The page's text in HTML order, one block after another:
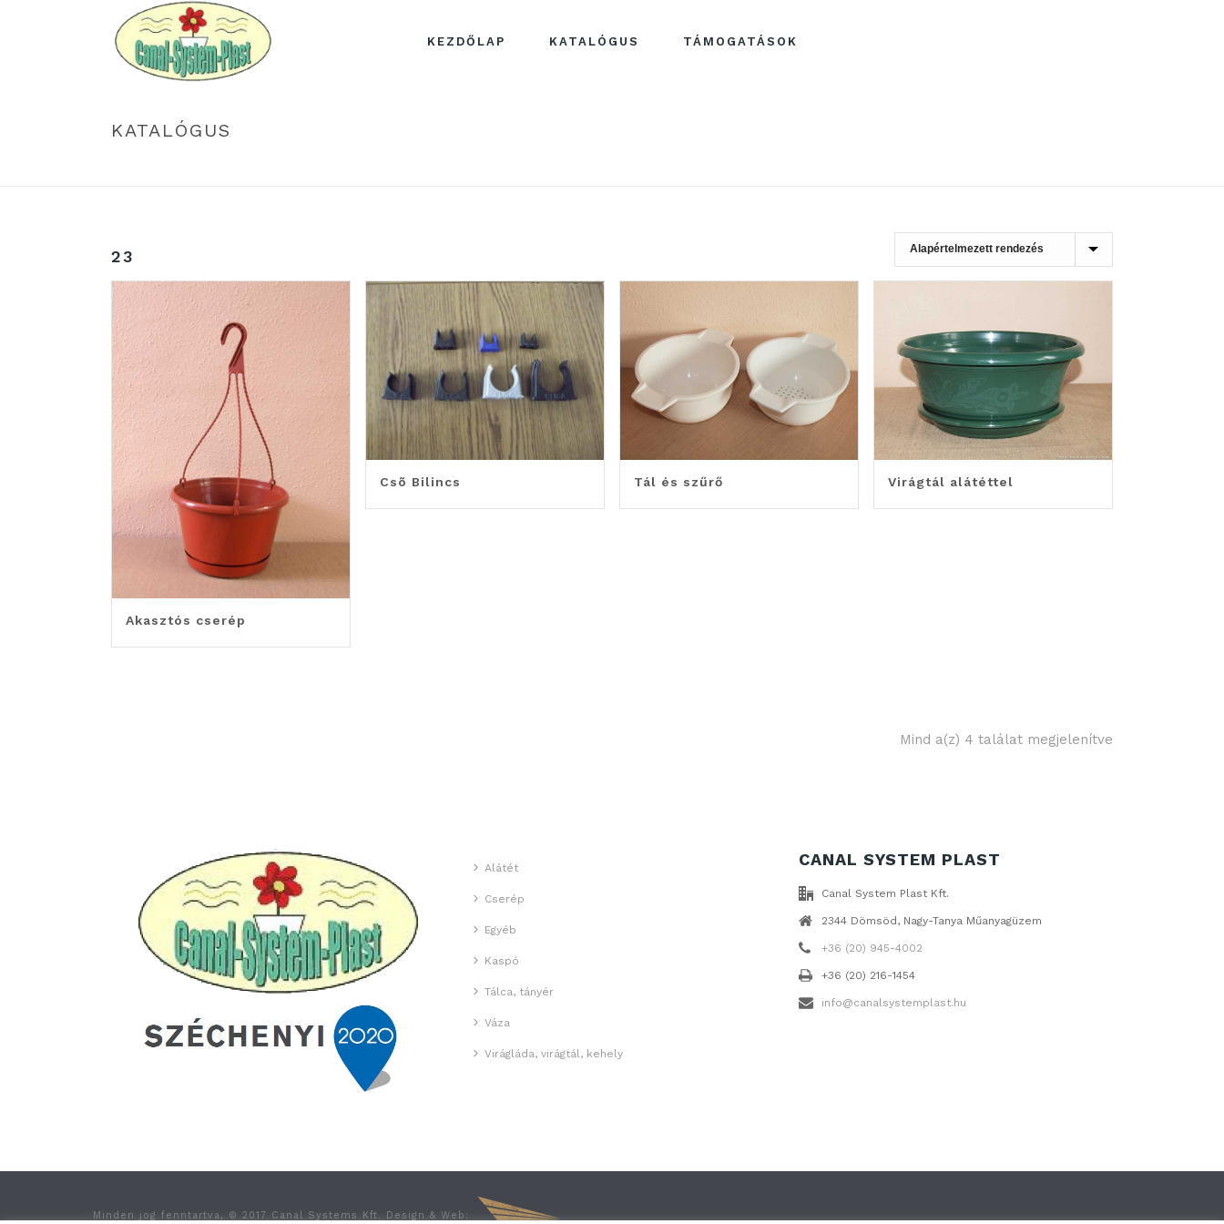
KEZDŐLAP KATALÓGUS TÁMOGATÁSOK
KATALÓGUS
23
Akasztós cserép
Csõ Bilincs Tál és szűrő Virágtál alátéttel
Mind a(z) 4 találat megjelenítve
Alátét
Cserép
Egyéb
Kaspó
Tálca, tányér
Váza
Virágláda, virágtál, kehely
CANAL SYSTEM PLAST
Canal System Plast Kft.
2344 Dömsöd, Nagy-Tanya Műanyagüzem
+36 (20) 945-4002
+36 (20) 216-1454
info@canalsystemplast.hu
Minden jog fenntartva, © 2017 Canal Systems Kft. Design & Web: